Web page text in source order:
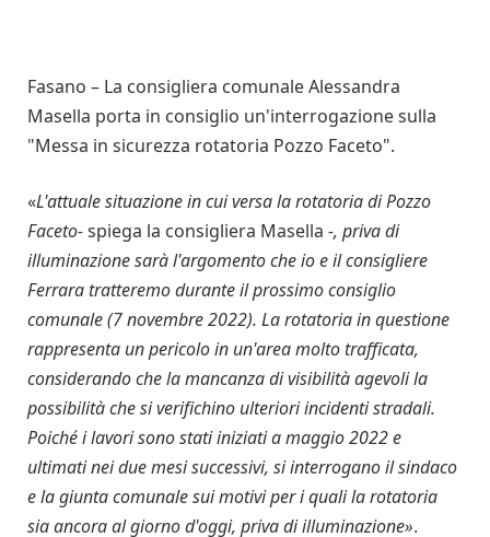
Fasano – La consigliera comunale Alessandra
Masella porta in consiglio un'interrogazione sulla
"Messa in sicurezza rotatoria Pozzo Faceto".
«L'attuale situazione in cui versa la rotatoria di Pozzo
Faceto-spiega la consigliera Masella -, priva di
illuminazione sarà l'argomento che io e il consigliere
Ferrara tratteremo durante il prossimo consiglio
comunale (7 novembre 2022). La rotatoria in questione
rappresenta un pericolo in un'area molto trafficata,
considerando che la mancanza di visibilità agevoli la
possibilità che si verifichino ulteriori incidenti stradali.
Poiché i lavori sono stati iniziati a maggio 2022 e
ultimati nei due mesi successivi, si interrogano il sindaco
e la giunta comunale sui motivi per i quali la rotatoria
sia ancora al giorno d'oggi, priva di illuminazione».